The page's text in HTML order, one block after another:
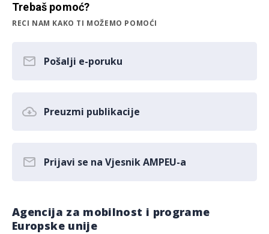
Trebaš pomoć?
RECI NAM KAKO TI MOŽEMO POMOĆI
Pošalji e-poruku
Preuzmi publikacije
Prijavi se na Vjesnik AMPEU-a
Agencija za mobilnost i programe
Europske unije